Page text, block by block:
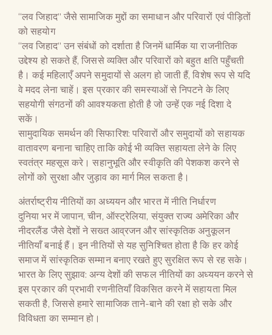
“लव जिहाद” जैसे सामाजिक मुद्दों का समाधान और परिवारों एवं पीड़ितों
को सहयोग
“लव जिहाद” उन संबंधों को दर्शाता है जिनमें धार्मिक या राजनीतिक
उद्देश्य हो सकते हैं, जिससे व्यक्ति और परिवारों को बहुत क्षति पहुँचती
है। कई महिलाएँ अपने समुदायों से अलग हो जाती हैं, विशेष रूप से यदि
वे मदद लेना चाहें। इस प्रकार की समस्याओं से निपटने के लिए
सहयोगी संगठनों की आवश्यकता होती है जो उन्हें एक नई दिशा दे
सकें।
सामुदायिक समर्थन की सिफारिश: परिवारों और समुदायों को सहायक
वातावरण बनाना चाहिए ताकि कोई भी व्यक्ति सहायता लेने के लिए
स्वतंत्र महसूस करे। सहानुभूति और स्वीकृति की पेशकश करने से
लोगों को सुरक्षा और जुड़ाव का मार्ग मिल सकता है।
अंतर्राष्ट्रीय नीतियों का अध्ययन और भारत में नीति निर्धारण
दुनिया भर में जापान, चीन, ऑस्ट्रेलिया, संयुक्त राज्य अमेरिका और
नीदरलैंड जैसे देशों ने सख्त आव्रजन और सांस्कृतिक अनुकूलन
नीतियाँ बनाई हैं। इन नीतियों से यह सुनिश्चित होता है कि हर कोई
समाज में सांस्कृतिक सम्मान बनाए रखते हुए सुरक्षित रूप से रह सके।
भारत के लिए सुझाव: अन्य देशों की सफल नीतियों का अध्ययन करने से
इस प्रकार की प्रभावी रणनीतियाँ विकसित करने में सहायता मिल
सकती है, जिससे हमारे सामाजिक ताने-बाने की रक्षा हो सके और
विविधता का सम्मान हो।